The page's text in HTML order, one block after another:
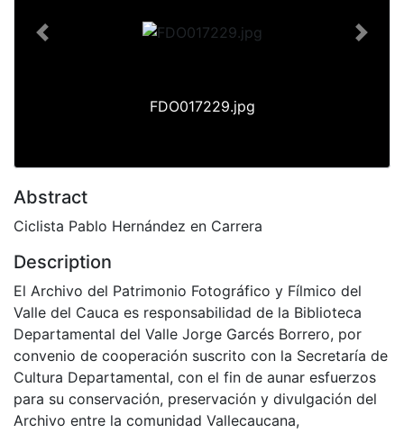
FDO017229.jpg
Previous Next
Abstract
Ciclista Pablo Hernández en Carrera
Description
El Archivo del Patrimonio Fotográfico y Fílmico del
Valle del Cauca es responsabilidad de la Biblioteca
Departamental del Valle Jorge Garcés Borrero, por
convenio de cooperación suscrito con la Secretaría de
Cultura Departamental, con el fin de aunar esfuerzos
para su conservación, preservación y divulgación del
Archivo entre la comunidad Vallecaucana,